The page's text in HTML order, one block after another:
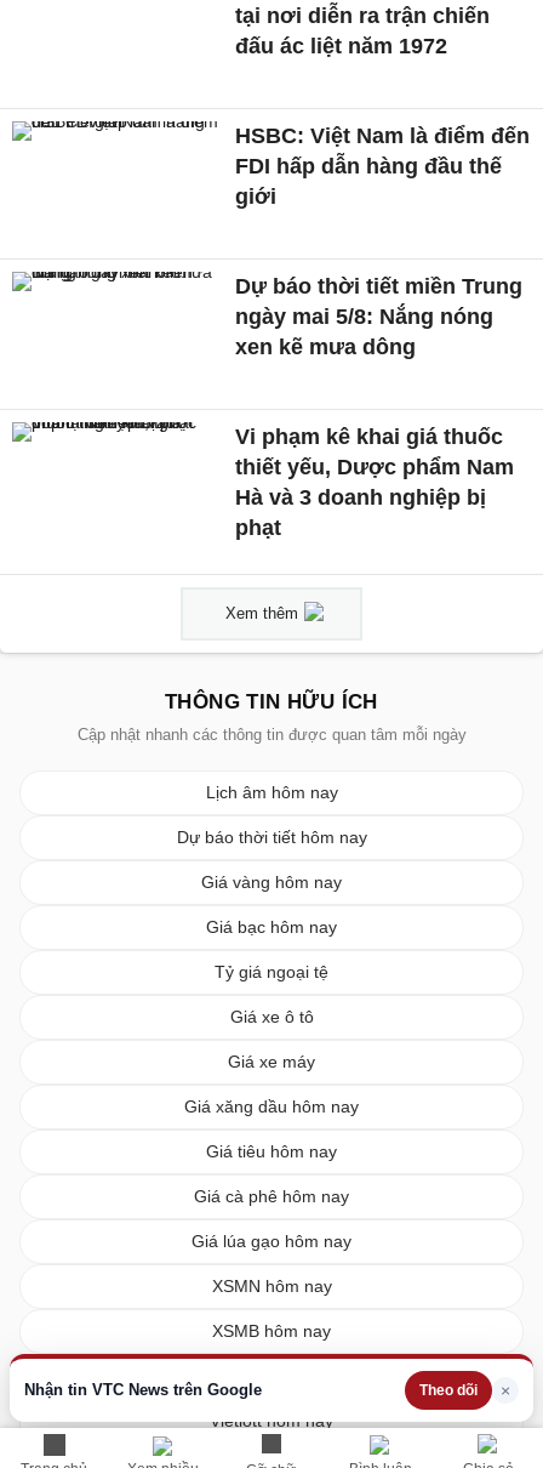
Nhận tin VTC News trên Google Theo dõi ×
tại nơi diễn ra trận chiến
đấu ác liệt năm 1972
HSBC: Việt Nam là điểm đến
FDI hấp dẫn hàng đầu thế
giới
Dự báo thời tiết miền Trung
ngày mai 5/8: Nắng nóng
xen kẽ mưa dông
Vi phạm kê khai giá thuốc
thiết yếu, Dược phẩm Nam
Hà và 3 doanh nghiệp bị
phạt
Xem thêm
THÔNG TIN HỮU ÍCH
Cập nhật nhanh các thông tin được quan tâm mỗi ngày
Lịch âm hôm nay
Dự báo thời tiết hôm nay
Giá vàng hôm nay
Giá bạc hôm nay
Tỷ giá ngoại tệ
Giá xe ô tô
Giá xe máy
Giá xăng dầu hôm nay
Giá tiêu hôm nay
Giá cà phê hôm nay
Giá lúa gạo hôm nay
XSMN hôm nay
XSMB hôm nay
Vietlott hôm nay